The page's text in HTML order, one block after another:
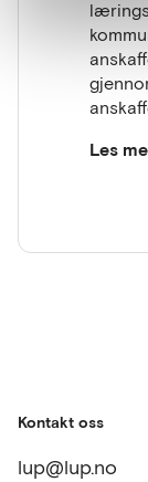
Les
Kontakt oss
lup@lup.no